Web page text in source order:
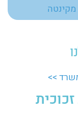
>>